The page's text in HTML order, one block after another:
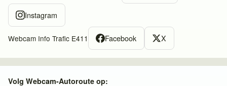
Instagram
Webcam Info Trafic E411 Facebook X
Volg Webcam-Autoroute op: